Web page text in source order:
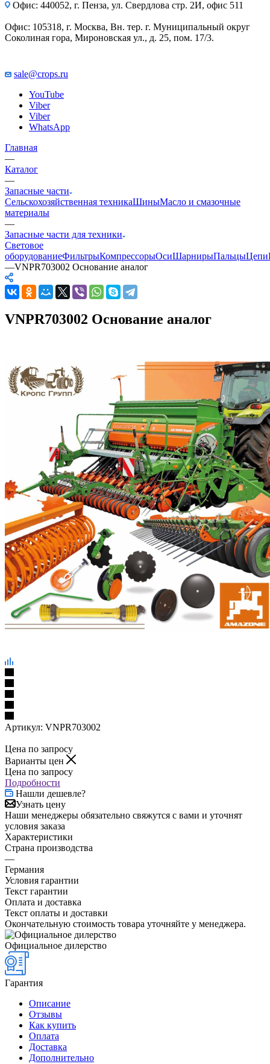
Офис: 440052, г. Пенза, ул. Свердлова стр. 2И, офис 511
Офис: 105318, г. Москва, Вн. тер. г. Муниципальный округ
Соколиная гора, Мироновская ул., д. 25, пом. 17/3.
sale@crops.ru
YouTube
Viber
Viber
WhatsApp
Главная
—
Каталог
—
Запасные части
Сельскохозяйственная техникаШиныМасло и смазочные
материалы
—
Запасные части для техники
Световое
оборудованиеФильтрыКомпрессорыОсиШарнирыПальцыЦепи
—VNPR703002 Основание аналог
VNPR703002 Основание аналог
Артикул: VNPR703002
Цена по запросу
Варианты цен
Цена по запросу
Подробности
Нашли дешевле?
Узнать цену
Наши менеджеры обязательно свяжутся с вами и уточнят
условия заказа
Характеристики
Страна производства
—
Германия
Условия гарантии
Текст гарантии
Оплата и доставка
Текст оплаты и доставки
Окончательную стоимость товара уточняйте у менеджера.
Официальное дилерство
Гарантия
Описание
Отзывы
Как купить
Оплата
Доставка
Дополнительно